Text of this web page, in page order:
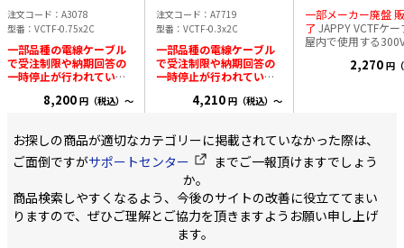
VCTF 0.75sq × 2C
100m 灰色 日本メー
カー製
注文コード
A3078
型番
VCTF-0.75x2C
一部品種の電線ケーブル
で受注制限や納期回答の
一時停止が行われている
キャブタイヤ丸型コード
です。 強度や柔軟性抜群
な、「より線」仕様の電
線です ●導体:軟銅集合よ
定格温度:60℃ ●導体構
成:0.18x30本 適応規
格:JISC3306 サイズ:0.75
8,200 円（税込）～
VCTF 0.3sq × 2C
100m 灰色 日本メー
カー製
注文コード
A7719
型番
VCTF-0.3x2C
一部品種の電線ケーブル
で受注制限や納期回答の
一時停止が行われている
キャブタイヤ丸型コード
です。 強度や柔軟性抜群
な、「より線」仕様の電
線です ●導体:軟銅集合よ
り線 ●定格電圧:300V ●
定格温度:60℃ ●導体構
成:0.12x30本 適応規
格:JISC3306 サイズ:0.3㎟
条長:100m
4,210 円（税込）～
JAPPY ビニル
ビニルシース
一部メーカー廃盤
了JAPPY VCTFケ
屋内で使用する
ードとしてご使用
成:50本/0.18mm 導
径:1.5mm 絶縁体標
厚:0.6mm 心数と長さを
い。
2,270 円
お探しの商品が適切なカテゴリーに掲載されていなかった際は、
ご面倒ですがサポートセンター
までご一報頂けますでしょう
か。
商品検索しやすくなるよう、今後のサイトの改善に役立ててまい
りますので、ぜひご理解とご協力を頂きますようお願い申し上げ
ます。